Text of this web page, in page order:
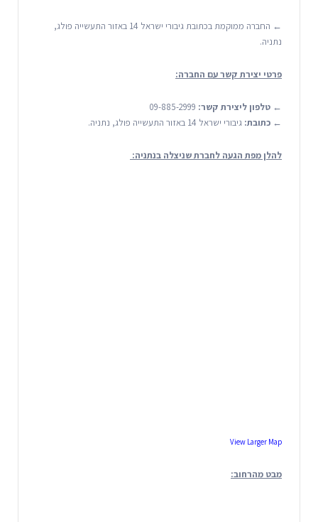
← החברה ממוקמת בכתובת גיבורי ישראל 14 באזור התעשייה פולג,
נתניה.
פרטי יצירת קשר עם החברה:
← טלפון ליצירת קשר:
← כתובת: גיבורי ישראל 14 באזור התעשייה פולג, נתניה.
להלן מפת הגעה לחברת שניצלה בנתניה:
View Larger Map
מבט מהרחוב: